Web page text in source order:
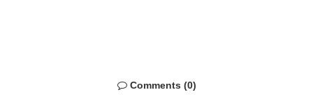
Comments (0)